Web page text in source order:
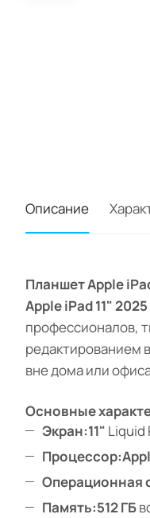
Описание
Планшет Apple
Apple iPad 11" 2025
профессионалов,
редактированием
вне дома или
Основные
Экран:11" Liquid
Процессор:
Операционная
Память:512 ГБ